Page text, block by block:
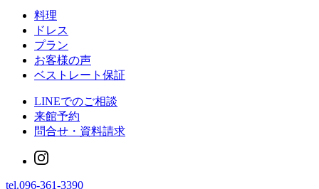
料理
ドレス
プラン
お客様の声
ベストレート保証
LINEでのご相談
来館予約
問合せ・資料請求
tel.096-361-3390